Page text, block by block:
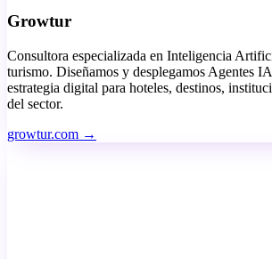
Growtur
Consultora especializada en Inteligencia
turismo. Diseñamos y desplegamos Agentes
estrategia digital para hoteles, destinos,
del sector.
growtur.com →